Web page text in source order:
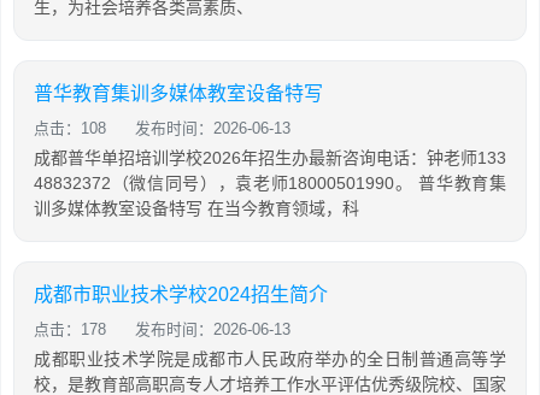
生，为社会培养各类高素质、
普华教育集训多媒体教室设备特写
点击：108 发布时间：2026-06-13
成都普华单招培训学校2026年招生办最新咨询电话：钟老师133
48832372（微信同号），袁老师18000501990。 普华教育集
训多媒体教室设备特写 在当今教育领域，科
成都市职业技术学校2024招生简介
点击：178 发布时间：2026-06-13
成都职业技术学院是成都市人民政府举办的全日制普通高等学
校，是教育部高职高专人才培养工作水平评估优秀级院校、国家